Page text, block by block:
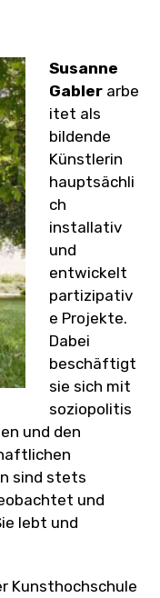
Susanne
Gabler arbe
itet als
bildende
Künstlerin
hauptsächli
ch
installativ
und
entwickelt
partizipativ
e Projekte.
Dabei
beschäftigt
sie sich mit
soziopolitis
und den
sind stets
und
lebt und
Kunsthochschule